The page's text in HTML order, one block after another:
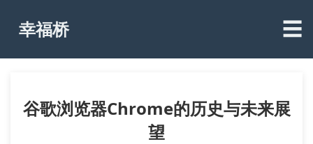
幸福桥 ☰
谷歌浏览器Chrome的历史与未来展
望